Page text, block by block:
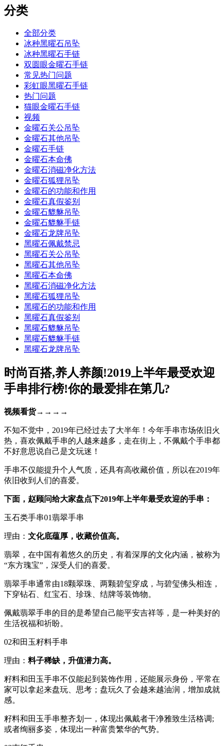
分类
全部分类
冰种黑曜石吊坠
冰种黑曜石手链
双圆眼金曜石手链
常见热门问题
彩虹眼黑曜石手链
热门问题
猫眼金曜石手链
视频
金曜石关公吊坠
金曜石其他吊坠
金曜石手链
金曜石本命佛
金曜石消磁净化方法
金曜石狐狸吊坠
金曜石的功能和作用
金曜石真假鉴别
金曜石貔貅吊坠
金曜石貔貅手链
金曜石龙牌吊坠
黑曜石佩戴禁忌
黑曜石关公吊坠
黑曜石其他吊坠
黑曜石本命佛
黑曜石消磁净化方法
黑曜石狐狸吊坠
黑曜石的功能和作用
黑曜石真假鉴别
黑曜石貔貅吊坠
黑曜石貔貅手链
黑曜石龙牌吊坠
时尚百搭,养人养颜!2019上半年最受欢迎
手串排行榜!你的最爱排在第几?
视频看货→ → → →
不知不觉中，2019年已经过去了大半年！今年手串市场依旧火
热，喜欢佩戴手串的人越来越多，走在街上，不佩戴个手串都
不好意思说自己是文玩迷！
手串不仅能提升个人气质，还具有高收藏价值，所以在2019年
依旧收到人们的喜爱。
下面，赵顾问给大家盘点下2019年上半年最受欢迎的手串：
玉石类手串01翡翠手串
理由： 文化底蕴厚，收藏价值高。
翡翠，在中国有着悠久的历史，有着深厚的文化内涵，被称为
“东方瑰宝”，深受人们的喜爱。
翡翠手串通常由18颗翠珠、两颗碧玺穿成，与碧玺佛头相连，
下穿钻石、红宝石、珍珠、结牌等装饰物。
佩戴翡翠手串的目的是希望自己能平安吉祥等，是一种美好的
生活祝福和祈盼。
02和田玉籽料手串
理由： 料子稀缺，升值潜力高。
籽料和田玉手串不仅能起到装饰作用，还能展示身份，平常在
家可以拿起来盘玩、思考；盘玩久了会越来越油润，增加成就
感。
籽料和田玉手串整齐划一，体现出佩戴者干净雅致生活格调;
或者绚丽多姿，体现出一种富贵繁华的气势。